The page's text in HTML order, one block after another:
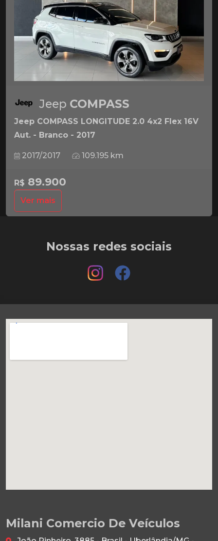
Jeep COMPASS
Jeep COMPASS LONGITUDE 2.0 4x2 Flex 16V
Aut. - Branco - 2017
2017/2017 109.195 km
R$ 89.900
Ver mais
Nossas redes sociais
Milani Comercio De Veículos